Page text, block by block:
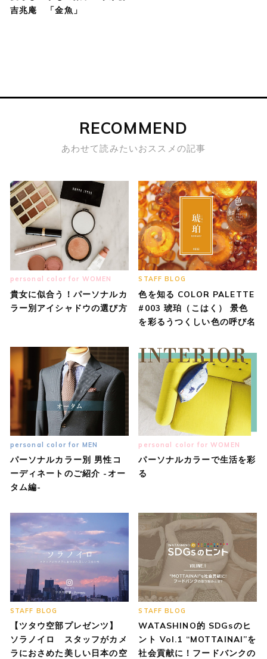
吉兆庵 「金魚」
RECOMMEND
あわせて読みたいおススメの記事
personal color for WOMEN
貴女に似合う！パーソナルカ
ラー別アイシャドウの選び方
STAFF BLOG
色を知る COLOR PALETTE
#003 琥珀（こはく） 景色
を彩るうつくしい色の呼び名
personal color for MEN
パーソナルカラー別 男性コ
ーディネートのご紹介 -オー
タム編-
personal color for WOMEN
パーソナルカラーで生活を彩
る
STAFF BLOG
【ツタウ空部プレゼンツ】
ソラノイロ スタッフがカメ
ラにおさめた美しい日本の空
STAFF BLOG
WATASHINO的 SDGsのヒ
ント Vol.1 “MOTTAINAI”を
社会貢献に！フードバンクの